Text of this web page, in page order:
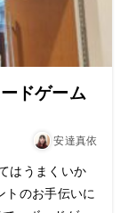
ドゲーム
安達真依
はうまくいか
トのお手伝いに